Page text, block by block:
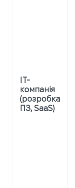
IT-
компанія
(розробка
ПЗ, SaaS)